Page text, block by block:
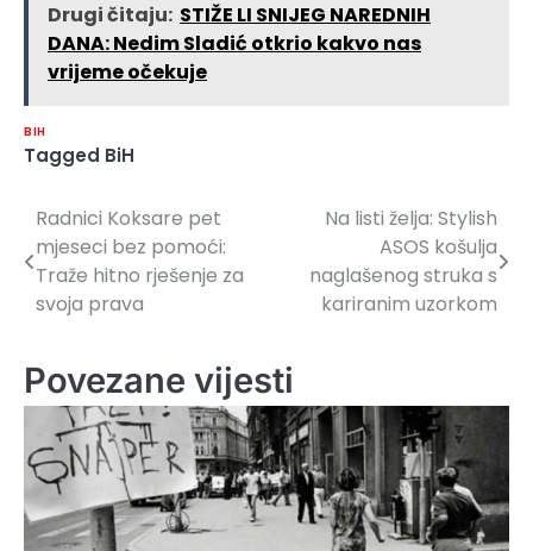
Drugi čitaju: STIŽE LI SNIJEG NAREDNIH
DANA: Nedim Sladić otkrio kakvo nas
vrijeme očekuje
BIH
Tagged BiH
Navigacija
članaka
Radnici Koksare pet
mjeseci bez pomoći:
Traže hitno rješenje za
svoja prava
Na listi želja: Stylish
ASOS košulja
naglašenog struka s
kariranim uzorkom
Povezane vijesti